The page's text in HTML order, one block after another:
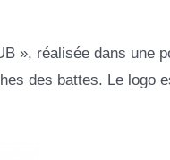
», réalisée dans une
des battes. Le logo